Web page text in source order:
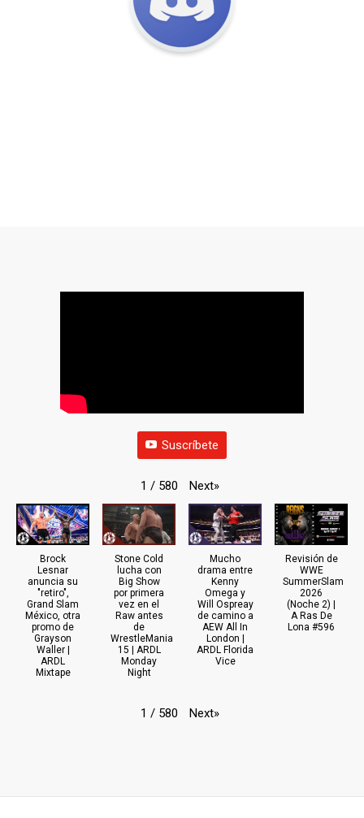
Suscríbete
1 / 580 Next»
Brock
Lesnar
anuncia su
"retiro",
Grand Slam
México, otra
promo de
Grayson
Waller |
ARDL
Mixtape
Stone Cold
lucha con
Big Show
por primera
vez en el
Raw antes
de
WrestleMania
15 | ARDL
Monday
Night
Mucho
drama entre
Kenny
Omega y
Will Ospreay
de camino a
AEW All In
London |
ARDL Florida
Vice
Revisión de
WWE
SummerSlam
2026
(Noche 2) |
A Ras De
Lona #596
1 / 580 Next»